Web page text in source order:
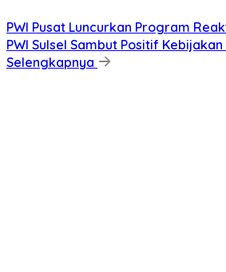
PWI Pusat Luncurkan Program
PWI Sulsel Sambut Positif
Selengkapnya